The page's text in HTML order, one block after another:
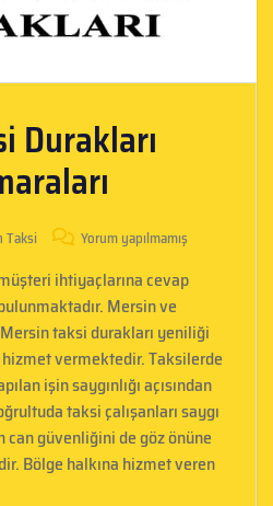
Durakları
Taksi Yorum yapılmamış
ihtiyaçlarına cevap
Mersin ve
taksi durakları yeniliği
vermektedir. Taksilerde
işin saygınlığı açısından
taksi çalışanları saygı
güvenliğini de göz önüne
Bölge halkına hizmet veren